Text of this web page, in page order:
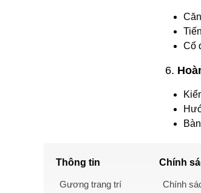
Cố
6.
Thông tin
Gương trang trí
Chính
Chính